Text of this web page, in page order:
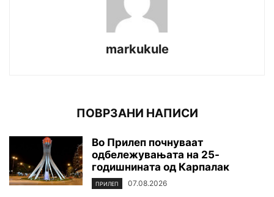
markukule
ПОВРЗАНИ НАПИСИ
Во Прилеп почнуваат
одбележувањата на 25-
годишнината од Карпалак
ПРИЛЕП 07.08.2026